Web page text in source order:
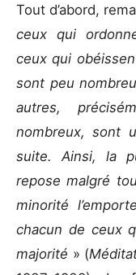
Tout d’abord,
ceux qui
ceux qui
sont peu
autres,
nombreux, sont
suite. Ainsi, la
repose malgré
minorité
chacun de ceux
majorité » (